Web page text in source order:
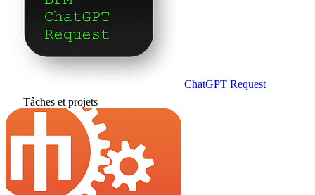
ChatGPT Request
Tâches et projets